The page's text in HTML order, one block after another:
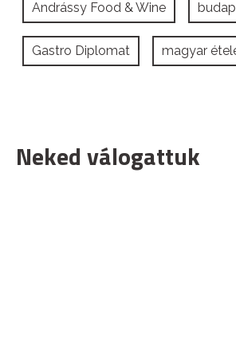
Andrássy Food & Wine
Gastro Diplomat magyar
Neked válogattuk